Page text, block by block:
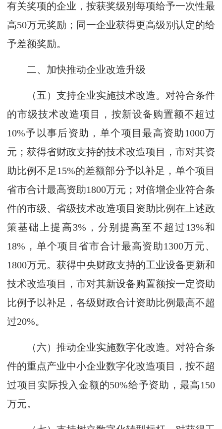
有关奖项的企业，按获奖级别每项给予一次性最
高50万元奖励；同一企业获得更高级别认定的给
予差额奖励。
二、加快推动企业改造升级
（五）支持企业实施技术改造。对符合条件
的市级技术改造项目，按新设备购置额不超过
10%予以事后资助，单个项目最高资助1000万
元；获得省财政支持的技术改造项目，市对其资
助比例不足15%的差额部分予以补足，单个项目
省市合计最高资助1800万元；对倍增企业符合条
件的市级、省级技术改造项目资助比例在上述政
策基础上提高3%，分别提高至不超过13%和
18%，单个项目省市合计最高资助1300万元、
1800万元。获得中央财政支持的工业设备更新和
技术改造项目，市对其新设备购置额按一定资助
比例予以补足，各级财政合计资助比例最高不超
过20%。
（六）推动企业实施数字化改造。对符合条
件的重点产业中小企业数字化改造项目，按不超
过项目实际投入金额的50%给予资助，最高150
万元。